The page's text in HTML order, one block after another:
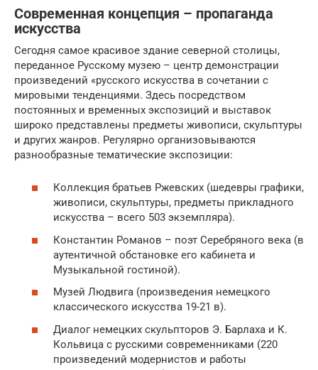
Современная концепция – пропаганда
искусства
Сегодня самое красивое здание северной столицы,
переданное Русскому музею – центр демонстрации
произведений «русского искусства в сочетании с
мировыми тенденциями. Здесь посредством
постоянных и временных экспозиций и выставок
широко представлены предметы живописи, скульптуры
и других жанров. Регулярно организовываются
разнообразные тематические экспозиции:
Коллекция братьев Ржевских (шедевры графики,
живописи, скульптуры, предметы прикладного
искусства – всего 503 экземпляра).
Константин Романов – поэт Серебряного века (в
аутентичной обстановке его кабинета и
Музыкальной гостиной).
Музей Людвига (произведения немецкого
классического искусства 19-21 в).
Диалог немецких скульпторов Э. Барлаха и К.
Кольвица с русскими современниками (220
произведений модернистов и работы